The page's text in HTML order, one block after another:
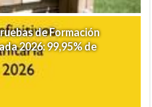
de Formación
2026: 99,95% de